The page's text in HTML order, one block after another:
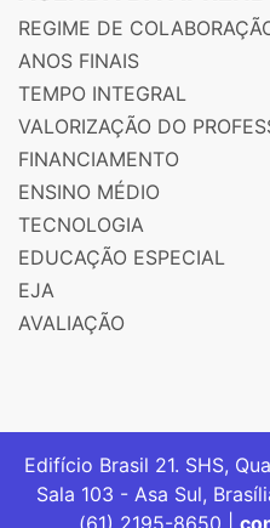
REGIME DE
ANOS FINAIS
TEMPO INTEGRAL
VALORIZAÇÃO DO
FINANCIAMENTO
ENSINO MÉDIO
TECNOLOGIA
EDUCAÇÃO ESPECIAL
EJA
AVALIAÇÃO
Edifício Brasil 21. SHS,
Sala 103 - Asa Sul,
(61) 2195-8650 |